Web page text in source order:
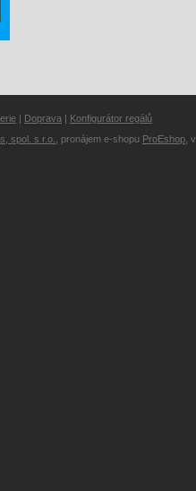
| Doprava | Konfigurátor regálů
spol. s r.o. , pronájem e-shopu ProEshop ,